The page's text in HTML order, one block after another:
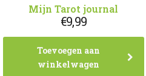
Mijn Tarot journal
€9,99
Toevoegen aan
winkelwagen